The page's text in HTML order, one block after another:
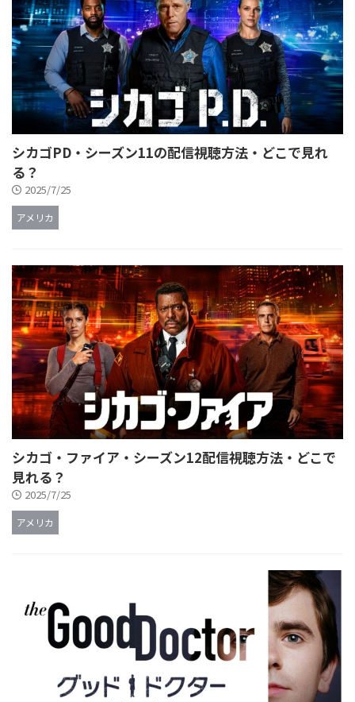
シカゴPD・シーズン11の配信視聴方法・どこで見れ
る？
2025/7/25
アメリカ
シカゴ・ファイア・シーズン12配信視聴方法・どこで
見れる？
2025/7/25
アメリカ